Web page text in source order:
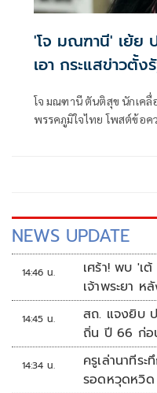
'โจ มณฑานี' เย้ย
เอา กระแสข่าวตั้
โจ มณฑานี ตันติสุข นักเคลื่
พรรคภูมิใจไทย โพสต์ข้อค
NEWS UPDATE
14:46 น.
เศร้า! พบ 'เ
เจ้าพระยา
14:45 น.
สถ. แจงยิบ
ถิ่น ปี 66 ก่อ
14:34 น.
ครูเล่านาทีร
รอดหวุดหวิด